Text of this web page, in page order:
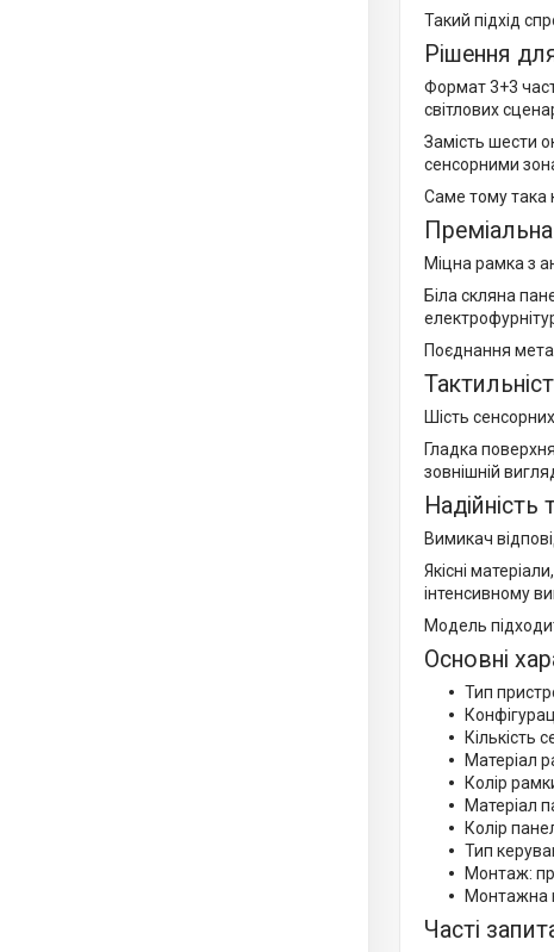
Такий підхід
Рішення
Формат 3+3
світлових
Замість шести
сенсорними
Саме тому така
Міцна рамка з
Біла скляна
Поєднання
Шість
Гладка
зовнішній
Надійність
Вимикач
Якісні
інтенсивному
Модель
Основні
Тип
Кількість
Матеріал
Колір
Матеріал
Колір
Тип
Монтаж:
Монтажна
Часті